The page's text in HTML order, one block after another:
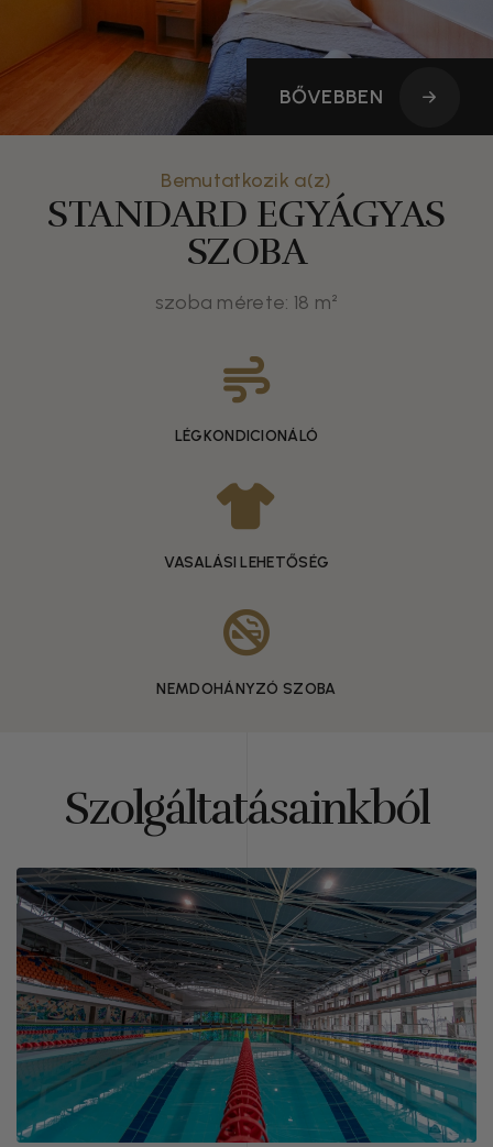
BŐVEBBEN
Bemutatkozik a(z)
STANDARD EGYÁGYAS
SZOBA
szoba mérete: 18 m²
LÉGKONDICIONÁLÓ
VASALÁSI LEHETŐSÉG
NEMDOHÁNYZÓ SZOBA
Szolgáltatásainkból
A hotel és a közelében található
sporthelyszínek, sportlétesítmények
ideális helyszínt kínálnak edzőtáborok
lebonyolításához.